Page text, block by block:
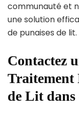
communauté et
une solution
de punaises de lit.
Contactez
Traitement
de Lit